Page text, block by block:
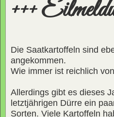
+++
Die Saatkartoffeln sind
angekommen.
Wie immer ist reichlich
Allerdings gibt es dieses
letztjährigen Dürre ein
Sorten. Viele Kartoffeln